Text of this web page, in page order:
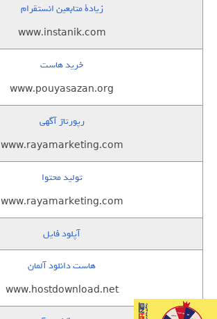
زيادة متابعين انستقرام
www.instanik.com
خرید هاست
www.pouyasazan.org
رپورتاژ آگهی
www.rayamarketing.com
تولید محتوا
www.rayamarketing.com
آپلود فایل
هاست دانلود آلمان
www.hostdownload.net